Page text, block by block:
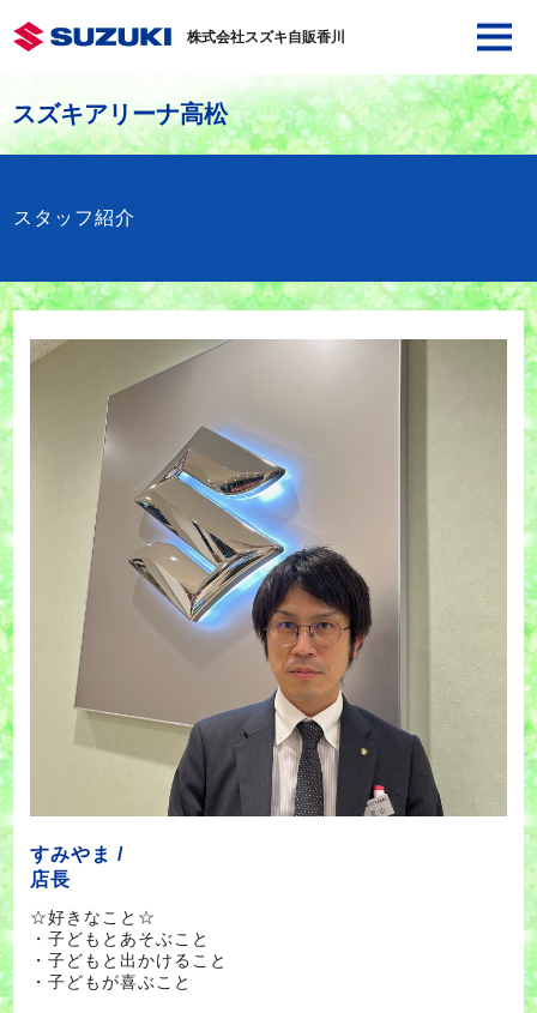
株式会社スズキ自販香川
スズキアリーナ高松
スタッフ紹介
すみやま /
店長
☆好きなこと☆
・子どもとあそぶこと
・子どもと出かけること
・子どもが喜ぶこと